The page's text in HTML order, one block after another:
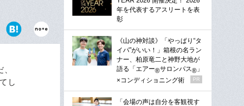
し
年を代表するアスリートを表
彰
《山の神対談》「やっぱり“タ
イパ”がいい！」箱根の名ラン
ナー、柏原竜二と神野大地が
語る「エアー®サロンパス® 」
×コンディショニング術
PR
「会場の声は自分を客観視す